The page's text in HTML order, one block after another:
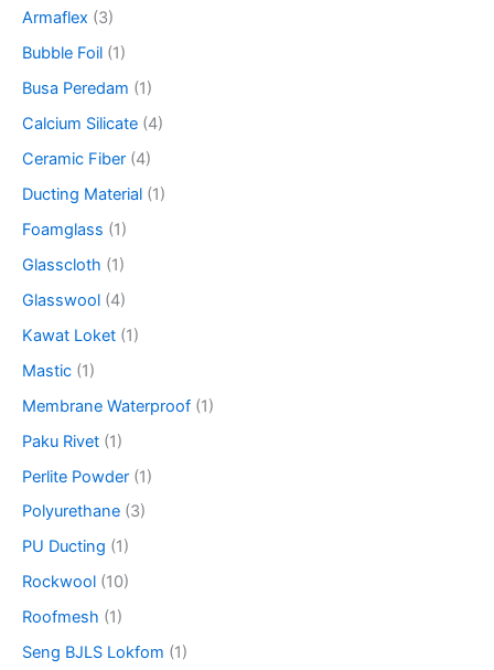
Armaflex (3)
Bubble Foil (1)
Busa Peredam (1)
Calcium Silicate (4)
Ceramic Fiber (4)
Ducting Material (1)
Foamglass (1)
Glasscloth (1)
Glasswool (4)
Kawat Loket (1)
Mastic (1)
Membrane Waterproof (1)
Paku Rivet (1)
Perlite Powder (1)
Polyurethane (3)
PU Ducting (1)
Rockwool (10)
Roofmesh (1)
Seng BJLS Lokfom (1)